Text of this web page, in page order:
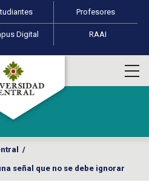
Profesores
Digital RAAI
/
señal que no se debe ignorar